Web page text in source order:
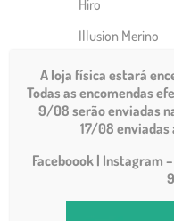
Hiro
Illusion Merino
KIT´s
Lumi
Macramé Cord
Macramé Cord
A loja física estará
Todas as encomendas
9/08 serão enviadas
17/08 enviadas
Faceboook | Instagram